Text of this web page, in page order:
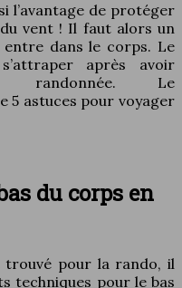
l’avantage de protéger
vent ! Il faut alors un
dans le corps. Le
après avoir
Le
5 astuces pour voyager
du corps en
trouvé pour la rando, il
techniques pour le bas